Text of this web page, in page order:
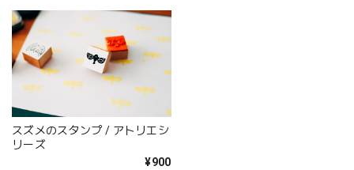
スズメのスタンプ / アトリエシ
リーズ
¥900